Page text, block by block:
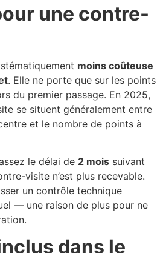
une contre-
moins coûteuse
. Elle ne porte que sur les points
du premier passage. En 2025,
se situent généralement entre
et le nombre de points à
le délai de 2 mois suivant
visite n’est plus recevable.
un contrôle technique
— une raison de plus pour ne
dans le